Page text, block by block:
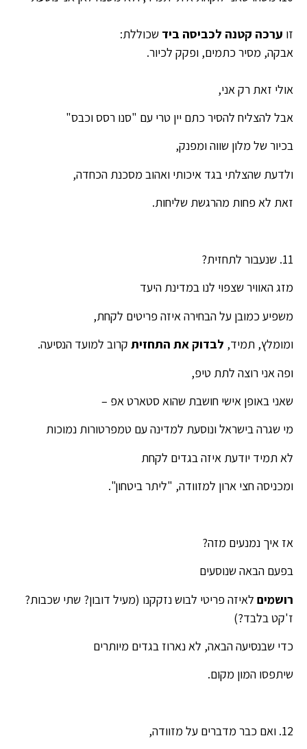
זו ערכה קטנה לכביסה ביד שכוללת:
אבקה, מסיר כתמים, ופקק לכיור.
אולי זאת רק אני,
אבל להצליח להסיר כתם יין טרי עם "סנו רסס וכבס"
בכיור של מלון שווה ומפנק,
ולדעת שהצלתי בגד איכותי ואהוב מסכנת הכחדה,
זאת לא פחות מהרגשת שליחות.
11. שנעבור לתחזית?
מזג האוויר שצפוי לנו במדינת היעד
משפיע כמובן על הבחירה איזה פריטים לקחת,
ומומלץ, תמיד, לבדוק את התחזית קרוב למועד הנסיעה.
ופה אני רוצה לתת טיפ,
שאני באופן אישי חושבת שהוא סטארט אפ –
מי שגרה בישראל ונוסעת למדינה עם טמפרטורות נמוכות
לא תמיד יודעת איזה בגדים לקחת
ומכניסה חצי ארון למזוודה, "ליתר ביטחון".
אז איך נמנעים מזה?
בפעם הבאה שנוסעים
רושמים לאיזה פריטי לבוש נזקקנו (מעיל דובון? שתי שכבות?
ז'קט בלבד?)
כדי שבנסיעה הבאה, לא נארוז בגדים מיותרים
שיתפסו המון מקום.
12. ואם כבר מדברים על מזוודה,